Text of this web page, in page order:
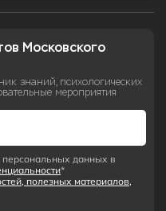
Московского
знаний, психологических
мероприятия
персональных данных в
*
полезных материалов,